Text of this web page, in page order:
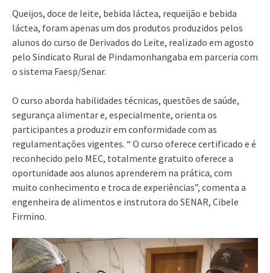
Queijos, doce de leite, bebida láctea, requeijão e bebida
láctea, foram apenas um dos produtos produzidos pelos
alunos do curso de Derivados do Leite, realizado em agosto
pelo Sindicato Rural de Pindamonhangaba em parceria com
o sistema Faesp/Senar.
O curso aborda habilidades técnicas, questões de saúde,
segurança alimentar e, especialmente, orienta os
participantes a produzir em conformidade com as
regulamentações vigentes. “ O curso oferece certificado e é
reconhecido pelo MEC, totalmente gratuito oferece a
oportunidade aos alunos aprenderem na prática, com
muito conhecimento e troca de experiências”, comenta a
engenheira de alimentos e instrutora do SENAR, Cibele
Firmino.